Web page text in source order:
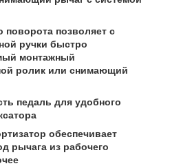
поворота позволяет с
ручки быстро
монтажный
ролик или снимающий
педаль для удобного
обеспечивает
рычага из рабочего